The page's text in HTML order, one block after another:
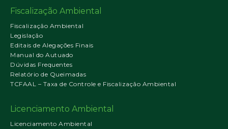
Fiscalização Ambiental
Fiscalização Ambiental
Legislação
Editais de Alegações Finais
Manual do Autuado
Dúvidas Frequentes
Relatório de Queimadas
TCFAAL – Taxa de Controle e Fiscalização Ambiental
Licenciamento Ambiental
Licenciamento Ambiental